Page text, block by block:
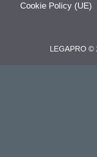
Cookie Policy (UE)
LEGAPRO ©